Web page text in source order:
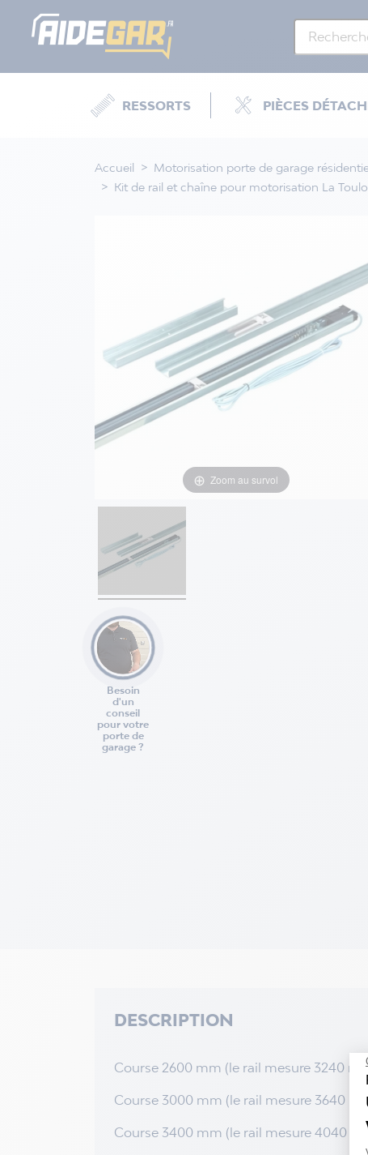
RESSORTS PIÈCES
Accueil Motorisation porte de garage
Kit de rail et chaîne pour motorisation La
Zoom au survol
Besoin
d'un
conseil
pour votre
porte de
garage ?
DESCRIPTION
Course 2600 mm (le rail mesure 3240
Course 3000 mm (le rail mesure 3640
Course 3400 mm (le rail mesure 4040